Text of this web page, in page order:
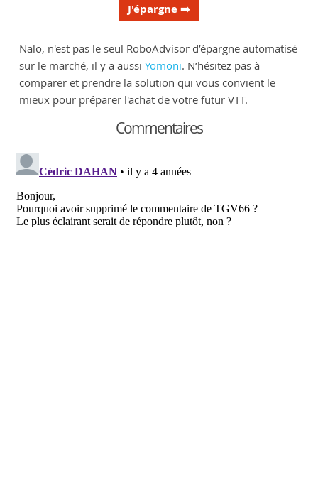
J'épargne ➡️
Nalo, n'est pas le seul RoboAdvisor d’épargne automatisé
sur le marché, il y a aussi Yomoni. N’hésitez pas à
comparer et prendre la solution qui vous convient le
mieux pour préparer l'achat de votre futur VTT.
Commentaires